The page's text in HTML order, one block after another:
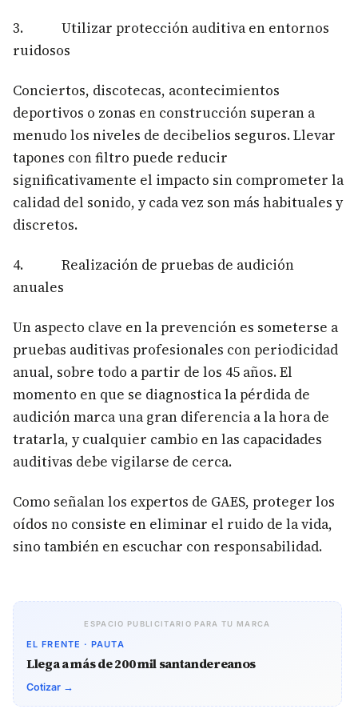
3. Utilizar protección auditiva en entornos
ruidosos
Conciertos, discotecas, acontecimientos
deportivos o zonas en construcción superan a
menudo los niveles de decibelios seguros. Llevar
tapones con filtro puede reducir
significativamente el impacto sin comprometer la
calidad del sonido, y cada vez son más habituales y
discretos.
4. Realización de pruebas de audición
anuales
Un aspecto clave en la prevención es someterse a
pruebas auditivas profesionales con periodicidad
anual, sobre todo a partir de los 45 años. El
momento en que se diagnostica la pérdida de
audición marca una gran diferencia a la hora de
tratarla, y cualquier cambio en las capacidades
auditivas debe vigilarse de cerca.
Como señalan los expertos de GAES, proteger los
oídos no consiste en eliminar el ruido de la vida,
sino también en escuchar con responsabilidad.
ESPACIO PUBLICITARIO PARA TU MARCA
EL FRENTE · PAUTA
Llega a más de 200 mil santandereanos
Cotizar →